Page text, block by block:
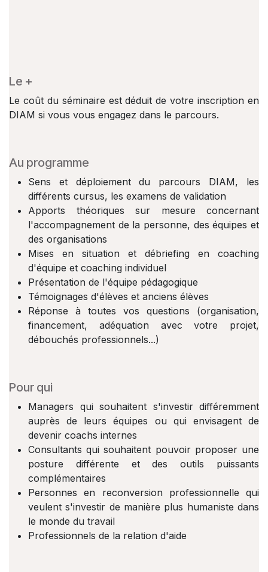
Le +
Le coût du séminaire est déduit de votre inscription en
DIAM si vous vous engagez dans le parcours.
Au programme
Sens et déploiement du parcours DIAM, les
différents cursus, les examens de validation
Apports théoriques sur mesure concernant
l'accompagnement de la personne, des équipes et
des organisations
Mises en situation et débriefing en coaching
d'équipe et coaching individuel
Présentation de l'équipe pédagogique
Témoignages d'élèves et anciens élèves
Réponse à toutes vos questions (organisation,
financement, adéquation avec votre projet,
débouchés professionnels...)
Pour qui
Managers qui souhaitent s'investir différemment
auprès de leurs équipes ou qui envisagent de
devenir coachs internes
Consultants qui souhaitent pouvoir proposer une
posture différente et des outils puissants
complémentaires
Personnes en reconversion professionnelle qui
veulent s'investir de manière plus humaniste dans
le monde du travail
Professionnels de la relation d'aide